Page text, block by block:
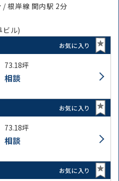
/ 根岸線 関内駅 2分
ビル)
お気に入り
73.18坪
相談
お気に入り
73.18坪
相談
お気に入り